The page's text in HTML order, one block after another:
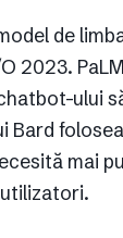
de
2023.
ului
Bard
mai